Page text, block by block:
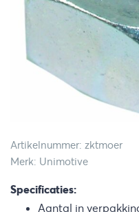
Artikelnummer: zktmoer
Merk: Unimotive
Specificaties:
Aantal in